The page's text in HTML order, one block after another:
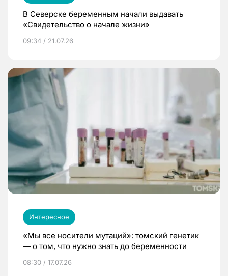
В Северске беременным начали выдавать
«Свидетельство о начале жизни»
09:34 / 21.07.26
Интересное
«Мы все носители мутаций»: томский генетик
— о том, что нужно знать до беременности
08:30 / 17.07.26